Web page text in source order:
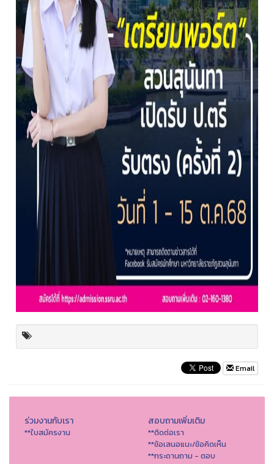
Email
ร่วมงานกับเรา
**ใบสมัครงาน
สอบถามเพิ่มเติม
**ติดต่อเรา
**ข้อเสนอแนะ/ข้อคิดเห็น
**กระดานถาม - ตอบ